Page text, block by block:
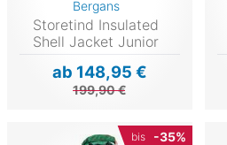
Bergans
Storetind Insulated
Shell Jacket Junior
ab 148,95 €
199,90 €
bis -35%